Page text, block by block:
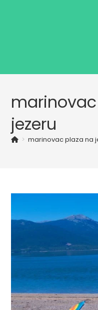
jezeru
> marinovac plaza na